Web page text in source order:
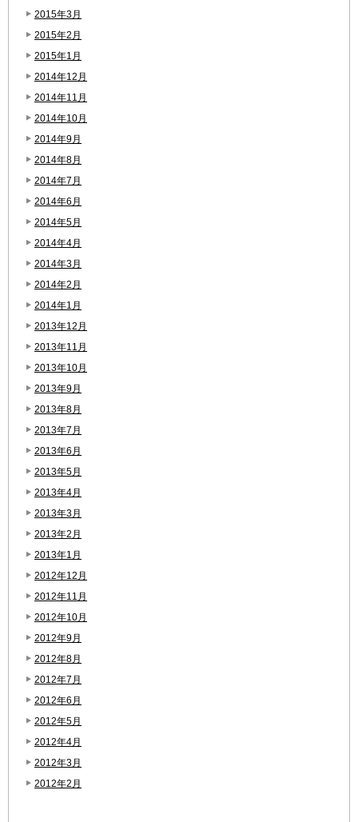
2015年3月
2015年2月
2015年1月
2014年12月
2014年11月
2014年10月
2014年9月
2014年8月
2014年7月
2014年6月
2014年5月
2014年4月
2014年3月
2014年2月
2014年1月
2013年12月
2013年11月
2013年10月
2013年9月
2013年8月
2013年7月
2013年6月
2013年5月
2013年4月
2013年3月
2013年2月
2013年1月
2012年12月
2012年11月
2012年10月
2012年9月
2012年8月
2012年7月
2012年6月
2012年5月
2012年4月
2012年3月
2012年2月